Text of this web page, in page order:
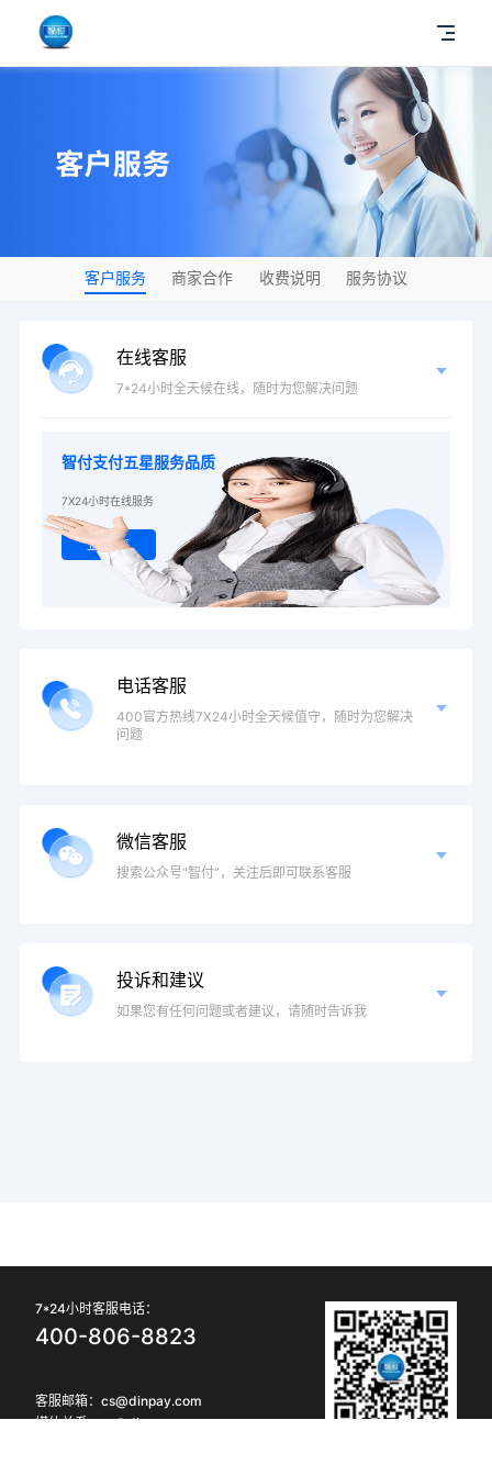
客户服务 商家合作 收费说明 服务协议
在线客服
7*24小时全天候在线，随时为您解决问题
智付支付五星服务品质
7X24小时在线服务
立即联系
电话客服
400官方热线7X24小时全天候值守，随时为您解决
问题
微信客服
搜索公众号“智付”，关注后即可联系客服
投诉和建议
如果您有任何问题或者建议，请随时告诉我
7*24小时客服电话：
400-806-8823
客服邮箱：cs@dinpay.com
媒体关系：pr@dinpay.com